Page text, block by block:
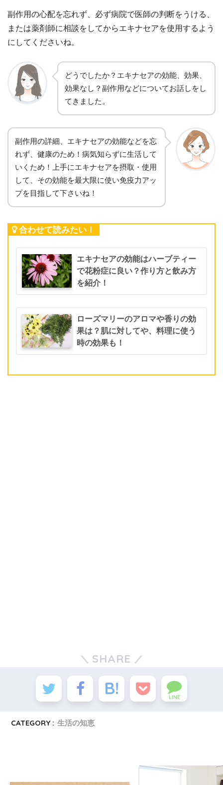
副作用の心配を忘れず、必ず病院で医師の判断をうける、
または薬剤師に相談をしてからエキナセアを使用するよう
にしてくださいね。
どうでしたか？エキナセアの効能、効果、
効果なし？副作用などについてお話しをし
てきました。
副作用の詳細、エキナセアの効能などを忘
れず、健康のため！病気知らずに生活して
いくため！上手にエキナセアを摂取・使用
して、その効能を最大限に使い免疫力アッ
プを目指して下さいね！
合わせて読みたい！
エキナセアの効能はハーブティー
で花粉症に良い？作り方と飲み方
を紹介！
ローズマリーのアロマや香りの効
果は？肌に対してや、料理に使う
時の効果も！
SHARE
LINE
CATEGORY : 生活の知恵